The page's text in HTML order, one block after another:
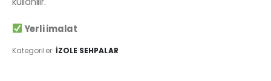
Yerli imalat
Kategoriler: İZOLE SEHPALAR